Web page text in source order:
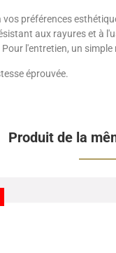
préférences
aux rayures et
l'entretien, un
éprouvée.
Produit de la